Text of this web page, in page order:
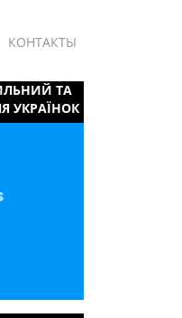
КОНТАКТЫ
ТА
УКРАЇНОК